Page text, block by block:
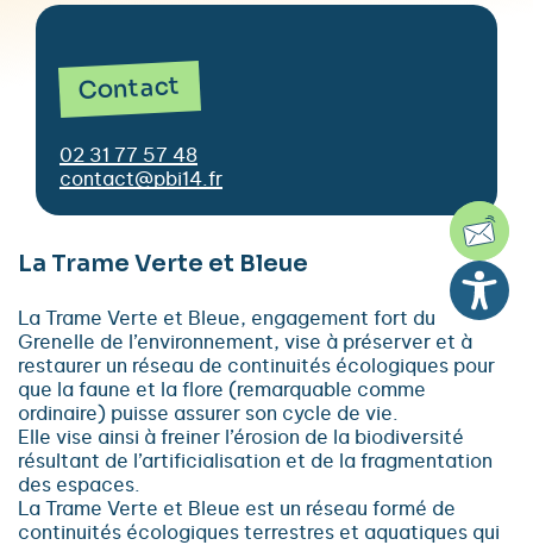
Contact
02 31 77 57 48
contact@pbi14.fr
La Trame Verte et Bleue
La Trame Verte et Bleue, engagement fort du
Grenelle de l’environnement, vise à préserver et à
restaurer un réseau de continuités écologiques pour
que la faune et la flore (remarquable comme
ordinaire) puisse assurer son cycle de vie.
Elle vise ainsi à freiner l’érosion de la biodiversité
résultant de l’artificialisation et de la fragmentation
des espaces.
La Trame Verte et Bleue est un réseau formé de
continuités écologiques terrestres et aquatiques qui